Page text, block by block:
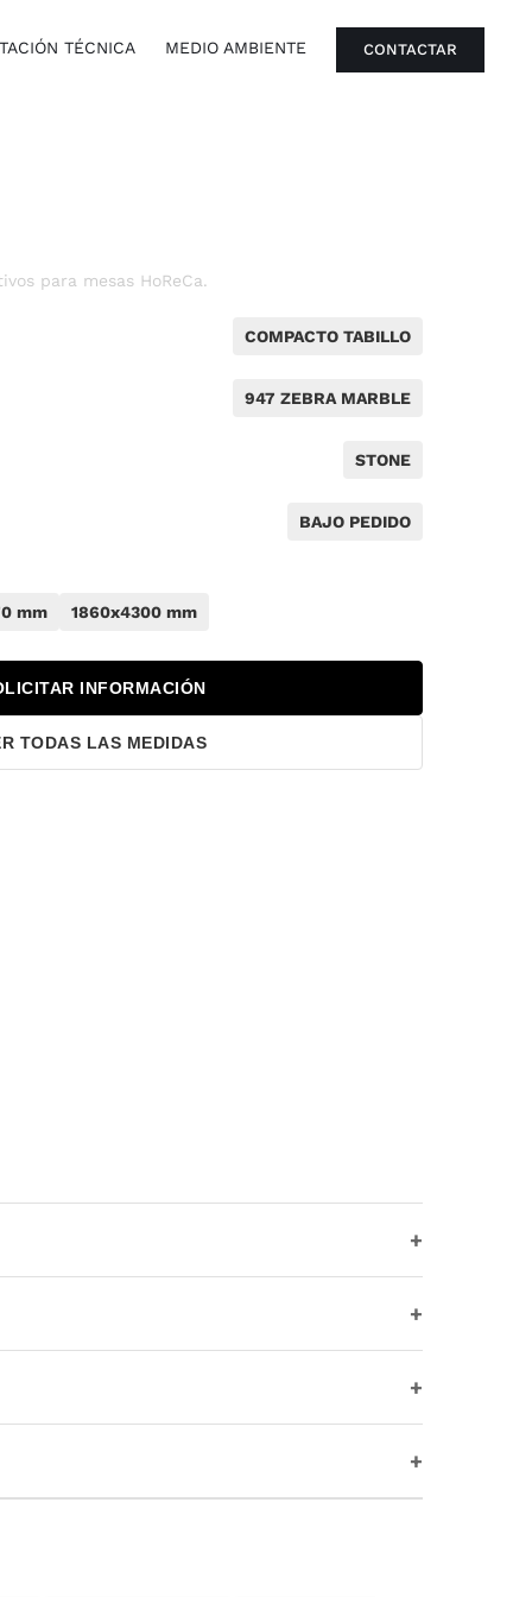
TÉCNICA MEDIO AMBIENTE CONTACTAR
para mesas HoReCa.
COMPACTO TABILLO
947 ZEBRA MARBLE
STONE
BAJO PEDIDO
mm 1860x4300 mm
INFORMACIÓN
TODAS LAS MEDIDAS